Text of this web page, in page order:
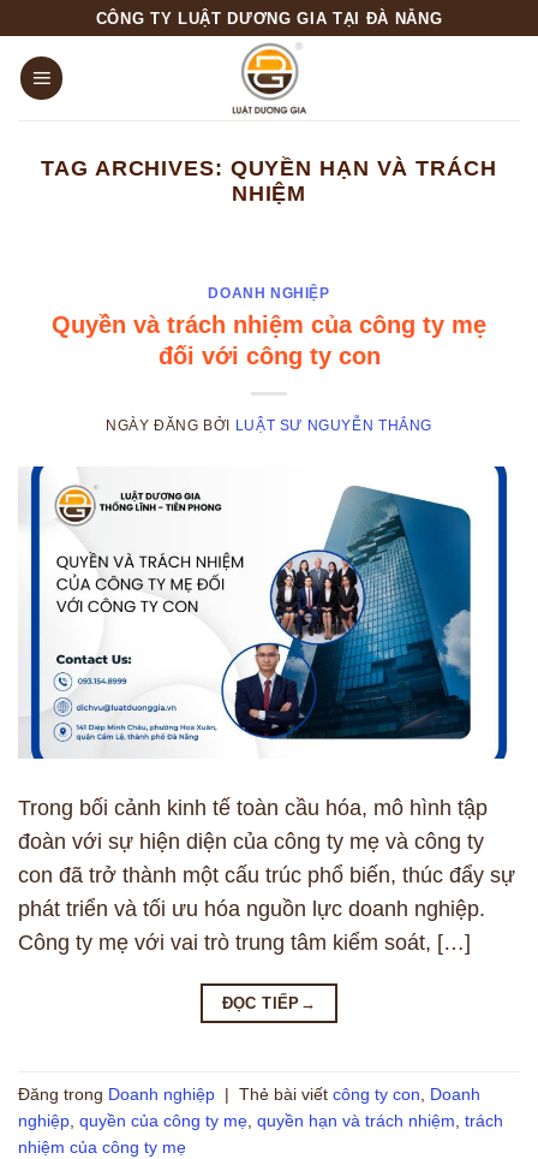
content
CÔNG TY LUẬT DƯƠNG GIA TẠI ĐÀ NẴNG
TAG ARCHIVES: QUYỀN HẠN VÀ TRÁCH
NHIỆM
DOANH NGHIỆP
Quyền và trách nhiệm của công ty mẹ
đối với công ty con
NGÀY ĐĂNG BỞI LUẬT SƯ NGUYỄN THẮNG
Trong bối cảnh kinh tế toàn cầu hóa, mô hình tập
đoàn với sự hiện diện của công ty mẹ và công ty
con đã trở thành một cấu trúc phổ biến, thúc đẩy sự
phát triển và tối ưu hóa nguồn lực doanh nghiệp.
Công ty mẹ với vai trò trung tâm kiểm soát, […]
ĐỌC TIẾP →
Đăng trong Doanh nghiệp | Thẻ bài viết công ty con
Doanh
nghiệp quyền của công ty mẹ quyền hạn và trách nhiệm trách
nhiệm của công ty mẹ